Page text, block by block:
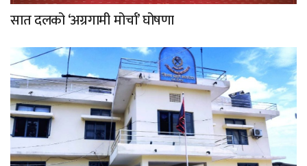
सात दलको ‘अग्रगामी मोर्चा’ घोषणा